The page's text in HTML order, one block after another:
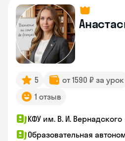
5 от 1590 ₽ за урок
1 отзыв
КФУ им. В. И. Вернадского
Образовательная